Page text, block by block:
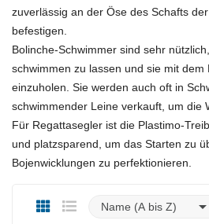
zuverlässig an der Öse des Schafts
befestigen.
Bolinche-Schwimmer sind sehr
schwimmen zu lassen und sie mit dem
einzuholen. Sie werden auch oft in
schwimmender Leine verkauft, um die
Für Regattasegler ist die Plastimo-
und platzsparend, um das Starten zu
Bojenwicklungen zu perfektionieren.
Name (A bis Z) 